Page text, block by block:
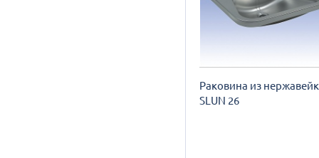
Раковина из
SLUN 26